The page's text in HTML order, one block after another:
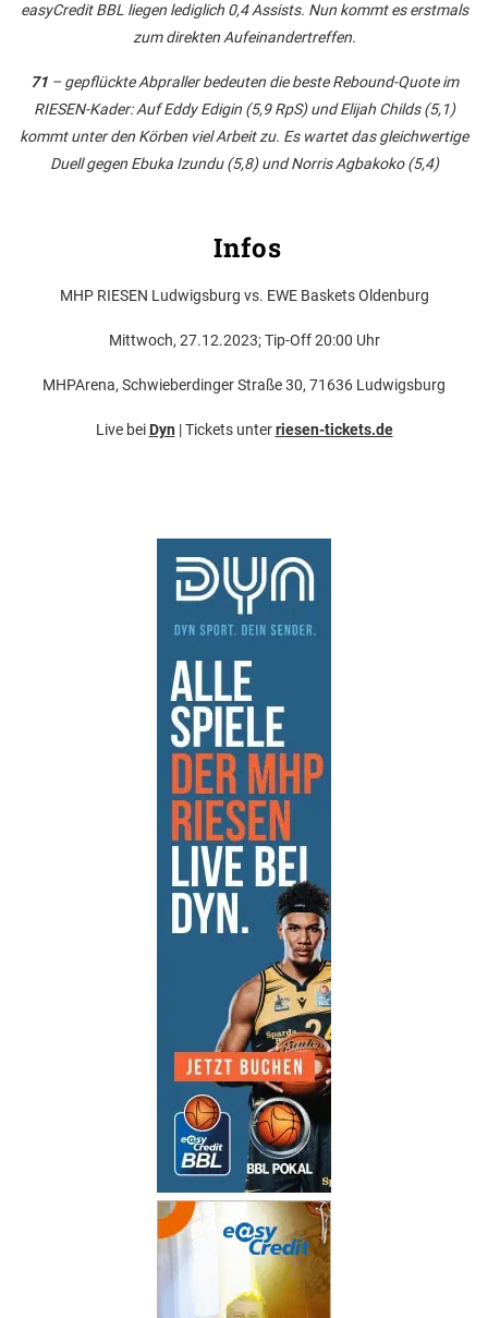
easyCredit BBL liegen lediglich 0,4 Assists. Nun kommt es erstmals
zum direkten Aufeinandertreffen.
71– gepflückte Abpraller bedeuten die beste Rebound-Quote im
RIESEN-Kader: Auf Eddy Edigin (5,9 RpS) und Elijah Childs (5,1)
kommt unter den Körben viel Arbeit zu. Es wartet das gleichwertige
Duell gegen Ebuka Izundu (5,8) und Norris Agbakoko (5,4)
Infos
MHP RIESEN Ludwigsburg vs. EWE Baskets Oldenburg
Mittwoch, 27.12.2023; Tip-Off 20:00 Uhr
MHPArena, Schwieberdinger Straße 30, 71636 Ludwigsburg
Live bei Dyn | Tickets unterriesen-tickets.de